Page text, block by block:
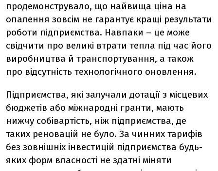
продемонструвало, що найвища ціна на
опалення зовсім не гарантує кращі результати
роботи підприємства. Навпаки – це може
свідчити про великі втрати тепла під час його
виробництва й транспортування, а також
про відсутність технологічного оновлення.
Підприємства, які залучали дотації з місцевих
бюджетів або міжнародні гранти, мають
нижчу собівартість, ніж підприємства, де
таких реновацій не було. За чинних тарифів
без зовнішніх інвестицій підприємства будь-
яких форм власності не здатні міняти